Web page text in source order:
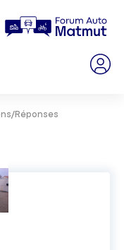
Réponses